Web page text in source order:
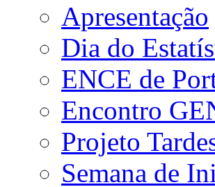
Apresentação
Dia do
ENCE de
Encontro
Projeto
Semana de